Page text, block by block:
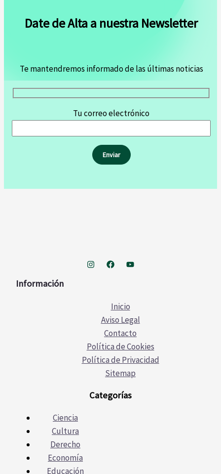
Date de Alta a nuestra Newsletter
Te mantendremos informado de las últimas noticias
Tu correo electrónico
Información
Inicio
Aviso Legal
Contacto
Política de Cookies
Política de Privacidad
Sitemap
Categorías
Ciencia
Cultura
Derecho
Economía
Educación